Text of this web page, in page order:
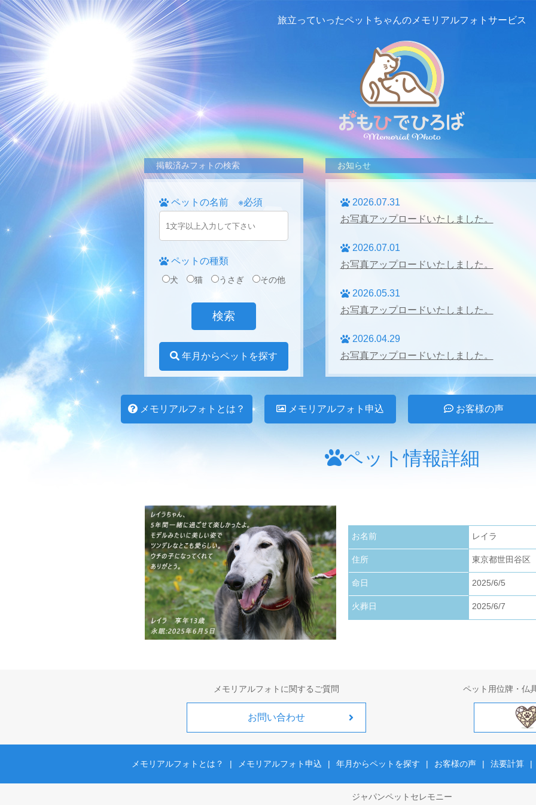
旅立っていったペットちゃんの メモリアルフォトサービス
掲載済みフォトの検索
ペットの名前 ※必須
ペットの種類
犬 猫 うさぎ その他
年月からペットを探す
お知らせ
2026.07.31
お写真アップロードいたしました。
2026.07.01
お写真アップロードいたしました。
2026.05.31
お写真アップロードいたしました。
2026.04.29
お写真アップロードいたしました。
お写真アップロードいたしました。
お写真アップロードいたしました。
2026.01.22
お写真アップロードいたしました。
2026.01.01
メモリアルフォトとは？ メモリアルフォト申込 お客様の声
ペット情報詳細
お名前 レイラ
住所 東京都世田谷区
命日 2025/6/5
火葬日 2025/6/7
メモリアルフォトに関するご質問
お問い合わせ
ペット用位牌・仏
メモリアルフォトとは？ | メモリアルフォト申込 | 年月からペットを探す | お客様の声 | 法要計算 |
ジャパンペットセレモニー